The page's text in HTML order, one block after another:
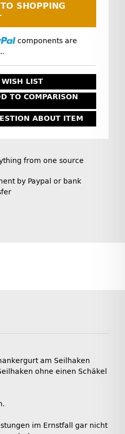
SHOPPING
components are
LIST
TO COMPARISON
ABOUT ITEM
from one source
by Paypal or bank
am Seilhaken
ohne einen Schäkel
im Ernstfall gar nicht